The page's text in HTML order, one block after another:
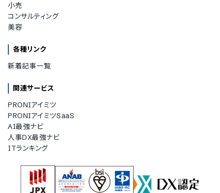
小売
コンサルティング
美容
各種リンク
新着記事一覧
関連サービス
PRONIアイミツ
PRONIアイミツSaaS
AI最強ナビ
人事DX最強ナビ
ITランキング